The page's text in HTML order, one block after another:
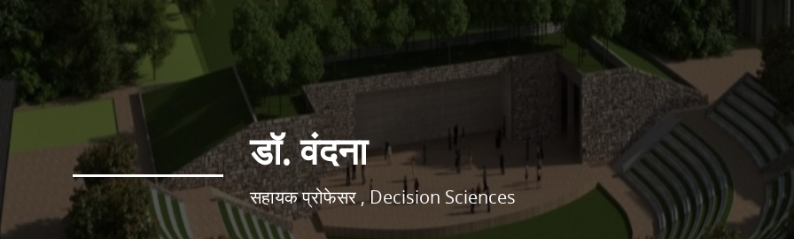
डॉ. वंदना
सहायक प्रोफेसर , Decision Sciences